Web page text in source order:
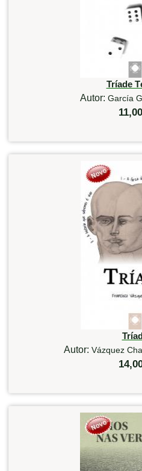
Tríade
Autor: García
Autor: Vázquez